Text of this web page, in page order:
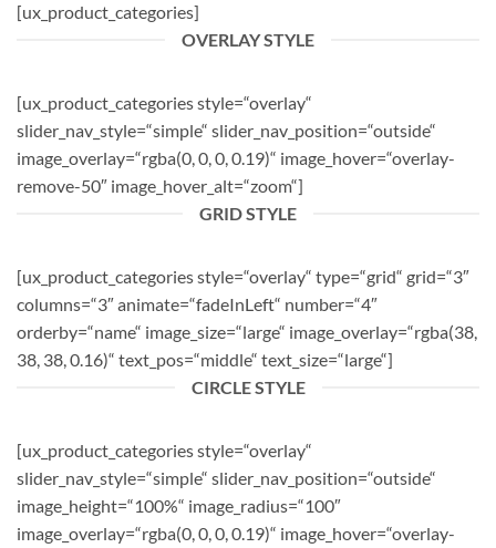
[ux_product_categories]
OVERLAY STYLE
[ux_product_categories style=“overlay“
slider_nav_style=“simple“ slider_nav_position=“outside“
image_overlay=“rgba(0, 0, 0, 0.19)“ image_hover=“overlay-
remove-50″ image_hover_alt=“zoom“]
GRID STYLE
[ux_product_categories style=“overlay“ type=“grid“ grid=“3″
columns=“3″ animate=“fadeInLeft“ number=“4″
orderby=“name“ image_size=“large“ image_overlay=“rgba(38,
38, 38, 0.16)“ text_pos=“middle“ text_size=“large“]
CIRCLE STYLE
[ux_product_categories style=“overlay“
slider_nav_style=“simple“ slider_nav_position=“outside“
image_height=“100%“ image_radius=“100″
image_overlay=“rgba(0, 0, 0, 0.19)“ image_hover=“overlay-